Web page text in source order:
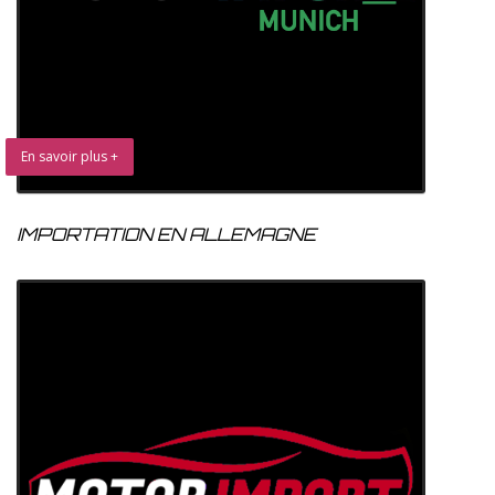
En savoir plus +
IMPORTATION EN ALLEMAGNE